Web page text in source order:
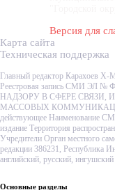
Версия для
Карта сайта
Техническая поддержка
Главный редактор Карахоев
Реестровая запись СМИ
НАДЗОРУ В СФЕРЕ
МАССОВЫХ КОММУНИКАЦИЙ
действующее Наименование
издание Территория
Учредители Орган местного
редакции 386231, Республика
английский, русский, ингушский
Основные разделы